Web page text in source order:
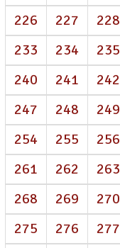
226
227 228
233
234 235
240
241 242
247
248 249
254
255 256
261
262 263
268
269 270
275
276 277